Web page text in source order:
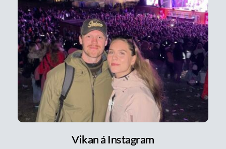
Vikan á Instagram